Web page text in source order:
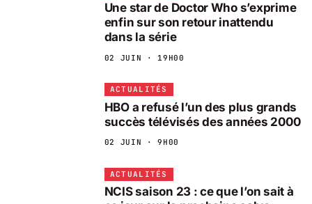
Une star de Doctor Who s’exprime
enfin sur son retour inattendu
dans la série
02 JUIN · 19H00
ACTUALITÉS
HBO a refusé l’un des plus grands
succès télévisés des années 2000
02 JUIN · 9H00
ACTUALITÉS
NCIS saison 23 : ce que l’on sait à